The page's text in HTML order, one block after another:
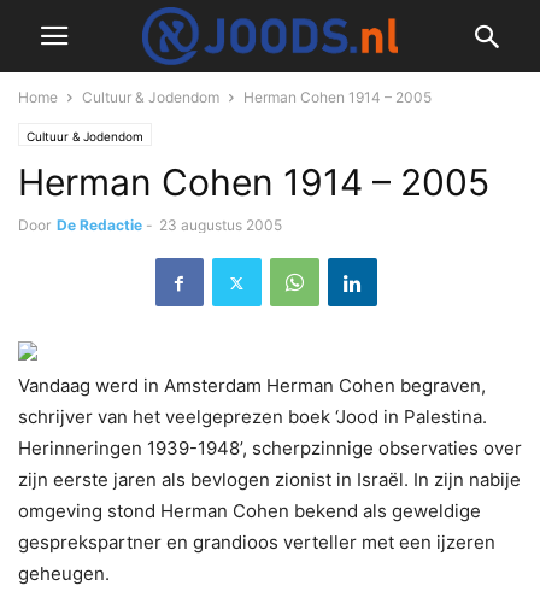
Home Cultuur & Jodendom Herman Cohen 1914 – 2005
Cultuur & Jodendom
Herman Cohen 1914 – 2005
Door De Redactie - 23 augustus 2005
Vandaag werd in Amsterdam Herman Cohen begraven,
schrijver van het veelgeprezen boek ‘Jood in Palestina.
Herinneringen 1939-1948’, scherpzinnige observaties over
zijn eerste jaren als bevlogen zionist in Israël. In zijn nabije
omgeving stond Herman Cohen bekend als geweldige
gesprekspartner en grandioos verteller met een ijzeren
geheugen.